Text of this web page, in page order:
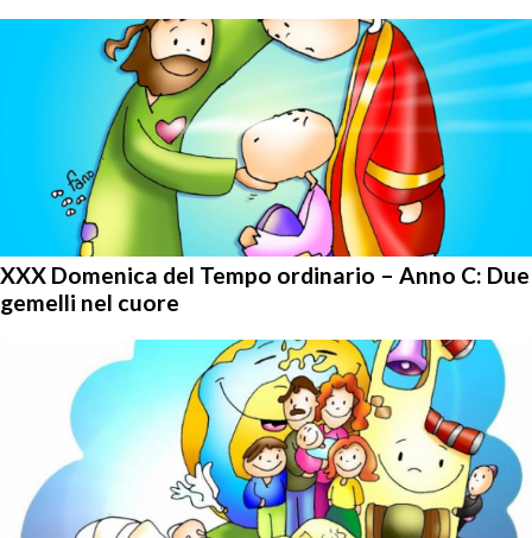
XXX Domenica del Tempo ordinario – Anno C: Due
gemelli nel cuore